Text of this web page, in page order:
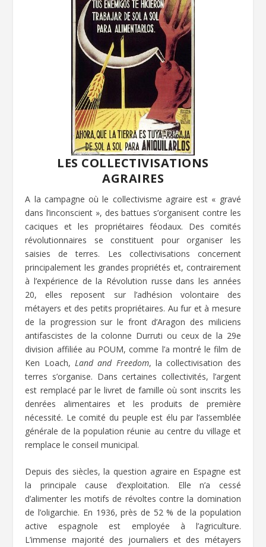
LES COLLECTIVISATIONS
AGRAIRES
A la campagne où le collectivisme agraire est « gravé
dans l’inconscient », des battues s’organisent contre les
caciques et les propriétaires féodaux. Des comités
révolutionnaires se constituent pour organiser les
saisies de terres. Les collectivisations concernent
principalement les grandes propriétés et, contrairement
à l’expérience de la Révolution russe dans les années
20, elles reposent sur l’adhésion volontaire des
métayers et des petits propriétaires. Au fur et à mesure
de la progression sur le front d’Aragon des miliciens
antifascistes de la colonne Durruti ou ceux de la 29e
division affiliée au POUM, comme l’a montré le film de
Ken Loach,Land and Freedom, la collectivisation des
terres s’organise. Dans certaines collectivités, l’argent
est remplacé par le livret de famille où sont inscrits les
denrées alimentaires et les produits de première
nécessité. Le comité du peuple est élu par l’assemblée
générale de la population réunie au centre du village et
remplace le conseil municipal.
Depuis des siècles, la question agraire en Espagne est
la principale cause d’exploitation. Elle n’a cessé
d’alimenter les motifs de révoltes contre la domination
de l’oligarchie. En 1936, près de 52 % de la population
active espagnole est employée à l’agriculture.
L’immense majorité des journaliers et des métayers